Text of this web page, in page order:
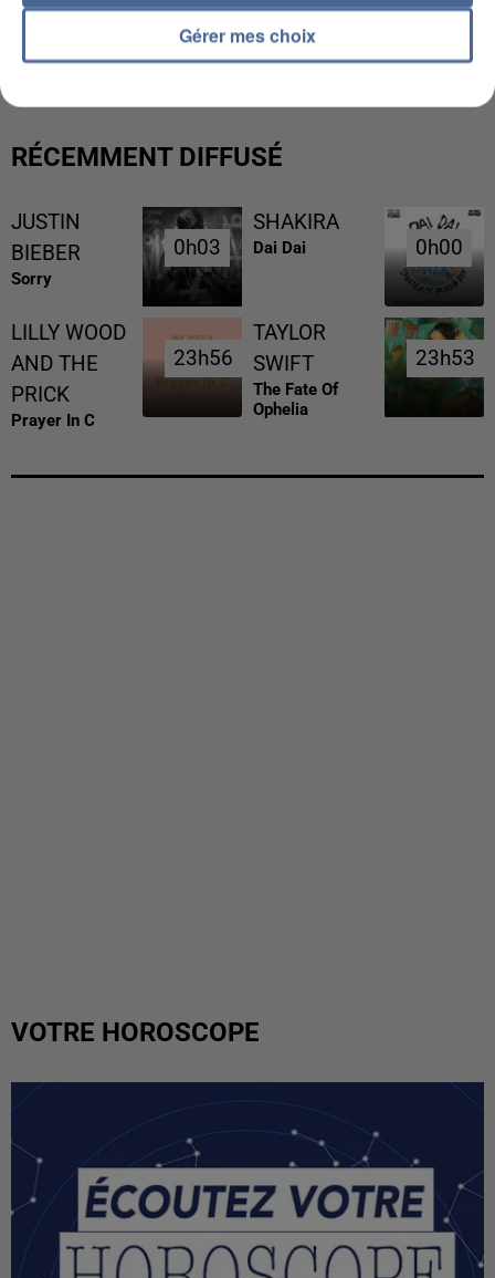
L’UN DES FONDATEURS SUPPOSÉS DE LA DZ
MAFIA INTERPELLÉ EN ALGÉRIE
RÉCEMMENT DIFFUSÉ
JUSTIN
BIEBER
Sorry
0h03
0h03
SHAKIRA
Dai Dai 0h00
0h00
LILLY WOOD
AND THE
PRICK
Prayer In C
23h56
23h56
TAYLOR
SWIFT
The Fate Of
Ophelia
23h53
23h53
VOTRE HOROSCOPE
Gérer mes choix